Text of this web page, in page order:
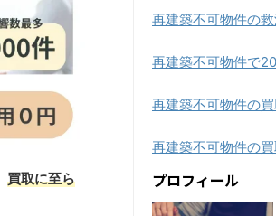
買取に至ら
再建築不可物件の
再建築不可物件で
再建築不可物件の
再建築不可物件の
プロフィール